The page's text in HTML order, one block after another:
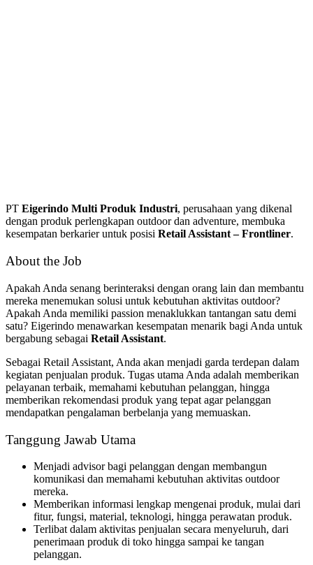
PT Eigerindo Multi Produk Industri, perusahaan yang dikenal
dengan produk perlengkapan outdoor dan adventure, membuka
kesempatan berkarier untuk posisi Retail Assistant – Frontliner.
About the Job
Apakah Anda senang berinteraksi dengan orang lain dan membantu
mereka menemukan solusi untuk kebutuhan aktivitas outdoor?
Apakah Anda memiliki passion menaklukkan tantangan satu demi
satu? Eigerindo menawarkan kesempatan menarik bagi Anda untuk
bergabung sebagai Retail Assistant.
Sebagai Retail Assistant, Anda akan menjadi garda terdepan dalam
kegiatan penjualan produk. Tugas utama Anda adalah memberikan
pelayanan terbaik, memahami kebutuhan pelanggan, hingga
memberikan rekomendasi produk yang tepat agar pelanggan
mendapatkan pengalaman berbelanja yang memuaskan.
Tanggung Jawab Utama
Menjadi advisor bagi pelanggan dengan membangun
komunikasi dan memahami kebutuhan aktivitas outdoor
mereka.
Memberikan informasi lengkap mengenai produk, mulai dari
fitur, fungsi, material, teknologi, hingga perawatan produk.
Terlibat dalam aktivitas penjualan secara menyeluruh, dari
penerimaan produk di toko hingga sampai ke tangan
pelanggan.